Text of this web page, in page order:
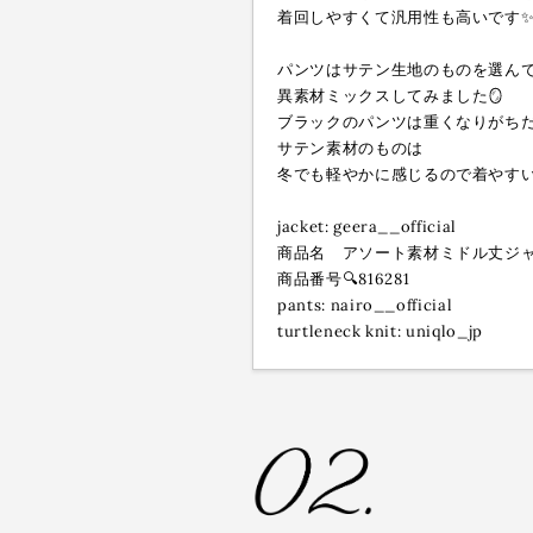
着回しやすくて汎用性も高いです✨
パンツはサテン生地のものを選ん
異素材ミックスしてみました🪞
ブラックのパンツは重くなりがち
サテン素材のものは
冬でも軽やかに感じるので着やす
jacket: geera__official
商品名 アソート素材ミドル丈ジ
商品番号🔍816281
pants: nairo__official
turtleneck knit: uniqlo_jp